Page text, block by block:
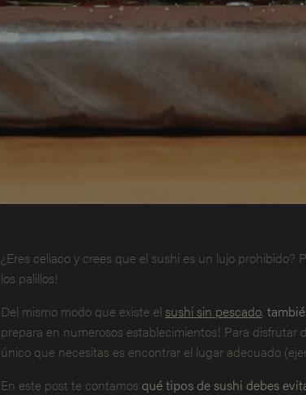
¿Eres celiaco y crees que el sushi es un lujo prohibido?
los palillos!
Del mismo modo que existe el sushi sin pescado,
prepara en numerosos establecimientos! Para disfrutar
único que necesitas es encontrar el lugar adecuado
En este post te contamos qué tipos de sushi debes